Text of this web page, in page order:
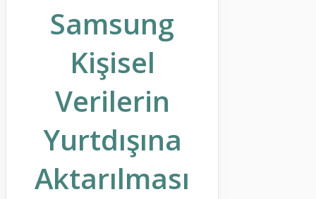
Samsung
Kişisel
Verilerin
Yurtdışına
Aktarılması